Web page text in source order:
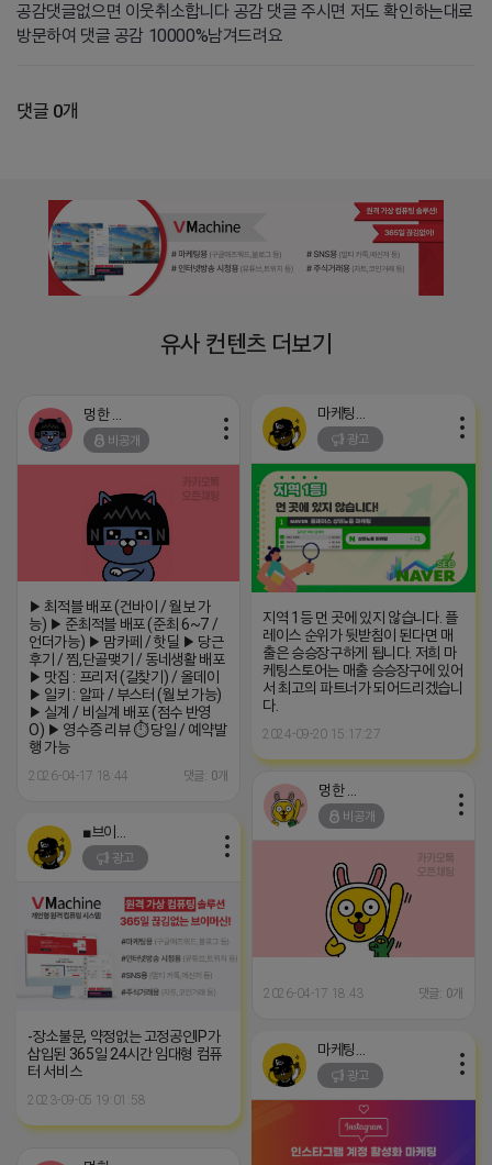
공감댓글없으면 이웃취소합니다 공감 댓글 주시면 저도 확인하는대로
방문하여 댓글 공감 10000%남겨드려요
댓글 0개
유사 컨텐츠 더보기
비공개
▶ 최적블 배포 (건바이 / 월보 가
능) ▶ 준최적블 배포 (준최 6~7 /
언더가능) ▶ 맘카페 / 핫딜 ▶ 당근
후기 / 찜,단골맺기 / 동네생활 배포
▶ 맛집 : 프리저 (길찾기) / 올데이
▶ 일키 : 알파 / 부스터 (월보 가능)
▶ 실계 / 비실계 배포 (점수 반영
O) ▶ 영수증 리뷰 ⏱️ 당일 / 예약발
행 가능
2026-04-17 18:44 댓글: 0개
광고
지역 1등 먼 곳에 있지 않습니다. 플
레이스 순위가 뒷받침이 된다면 매
출은 승승장구하게 됩니다. 저희 마
케팅스토어는 매출 승승장구에 있어
서 최고의 파트너가 되어드리겠습니
다.
2024-09-20 15:17:27
비공개
2026-04-17 18:43 댓글: 0개
광고
-장소불문, 약정없는 고정공인IP가
삽입된 365일 24시간 임대형 컴퓨
터 서비스
2023-09-05 19:01:58
광고